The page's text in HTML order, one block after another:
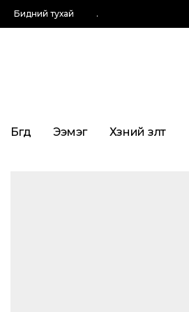
Бидний тухай .
Бүгд Ээмэг Хүзүүний зүүлт